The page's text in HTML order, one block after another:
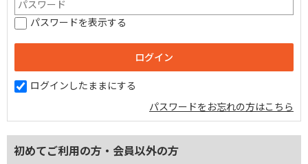
パスワードを表示する
ログインしたままにする
パスワードをお忘れの方はこちら
初めてご利用の方・会員以外の方